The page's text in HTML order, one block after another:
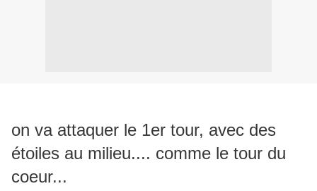
on va attaquer le 1er tour, avec des
étoiles au milieu.... comme le tour du
coeur...